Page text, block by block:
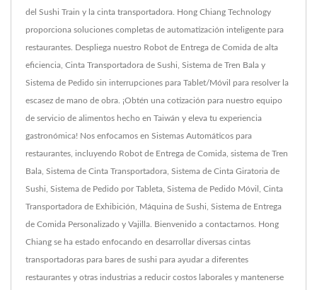
del Sushi Train y la cinta transportadora. Hong Chiang Technology
proporciona soluciones completas de automatización inteligente para
restaurantes. Despliega nuestro Robot de Entrega de Comida de alta
eficiencia, Cinta Transportadora de Sushi, Sistema de Tren Bala y
Sistema de Pedido sin interrupciones para Tablet/Móvil para resolver la
escasez de mano de obra. ¡Obtén una cotización para nuestro equipo
de servicio de alimentos hecho en Taiwán y eleva tu experiencia
gastronómica! Nos enfocamos en Sistemas Automáticos para
restaurantes, incluyendo Robot de Entrega de Comida, sistema de Tren
Bala, Sistema de Cinta Transportadora, Sistema de Cinta Giratoria de
Sushi, Sistema de Pedido por Tableta, Sistema de Pedido Móvil, Cinta
Transportadora de Exhibición, Máquina de Sushi, Sistema de Entrega
de Comida Personalizado y Vajilla. Bienvenido a contactarnos. Hong
Chiang se ha estado enfocando en desarrollar diversas cintas
transportadoras para bares de sushi para ayudar a diferentes
restaurantes y otras industrias a reducir costos laborales y mantenerse